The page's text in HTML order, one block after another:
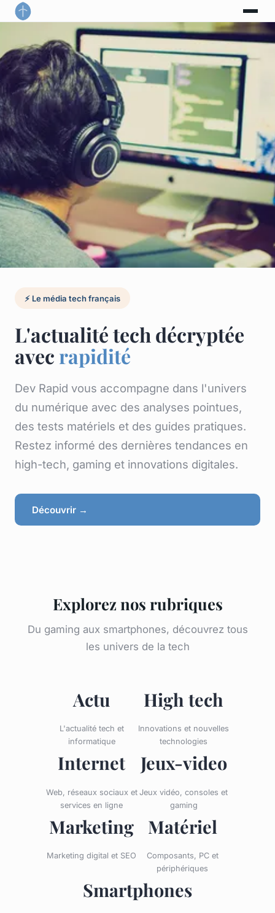
⚡ Le média tech français
L'actualité tech décryptée
avec rapidité
Dev Rapid vous accompagne dans l'univers
du numérique avec des analyses pointues,
des tests matériels et des guides pratiques.
Restez informé des dernières tendances en
high-tech, gaming et innovations digitales.
Découvrir →
Explorez nos rubriques
Du gaming aux smartphones, découvrez tous
les univers de la tech
Actu
L'actualité tech et
informatique
High tech
Innovations et nouvelles
technologies
Internet
Web, réseaux sociaux et
services en ligne
Jeux-video
Jeux vidéo, consoles et
gaming
Marketing
Marketing digital et SEO
Matériel
Composants, PC et
périphériques
Smartphones